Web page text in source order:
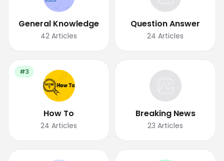
General Knowledge
42 Articles
Question Answer
24 Articles
#3
How To
24 Articles
Breaking News
23 Articles